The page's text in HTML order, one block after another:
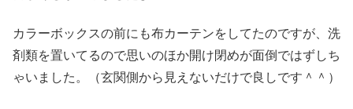
カラーボックスの前にも布カーテンをしてたのですが、洗
剤類を置いてるので思いのほか開け閉めが面倒ではずしち
ゃいました。（玄関側から見えないだけで良しです＾＾）